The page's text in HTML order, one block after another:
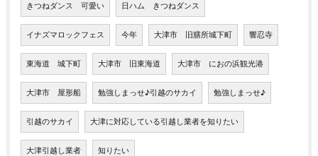
きつねダンス 可愛い 日ハム きつねダンス
イナズマロックフェス 今年 大津市 旧膳所城下町 響忍寺
東海道 城下町 大津市 旧東海道 大津市 におの浜観光港
大津市 屋形船 勉強しまっせ♪引越のサカイ 勉強しまっせ♪
引越のサカイ 大津に対応している引越し業者を知りたい
大津引越し業者 知りたい